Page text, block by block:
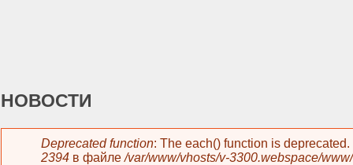
НОВОСТИ
Сообщение об ошибке
Deprecated function: The each() function is
2394 в файле/var/www/vhosts/v-3300.webspace/